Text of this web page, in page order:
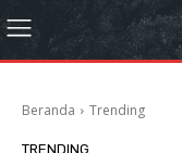
Beranda Trending
TRENDING